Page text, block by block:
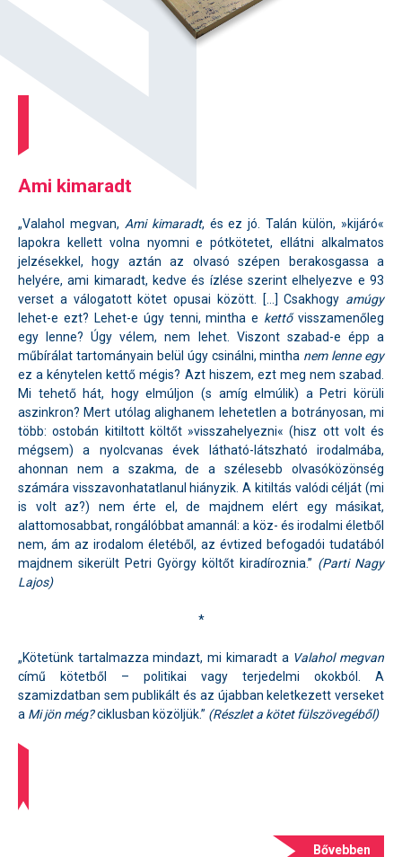
Ami kimaradt
„Valahol megvan, Ami kimaradt, és ez jó. Talán külön, »kijáró«
lapokra kellett volna nyomni e pótkötetet, ellátni alkalmatos
jelzésekkel, hogy aztán az olvasó szépen berakosgassa a
helyére, ami kimaradt, kedve és ízlése szerint elhelyezve e 93
verset a válogatott kötet opusai között. […] Csakhogy amúgy
lehet-e ezt? Lehet-e úgy tenni, mintha e kettővisszamenőleg
egy lenne? Úgy vélem, nem lehet. Viszont szabad-e épp a
műbírálat tartományain belül úgy csinálni, mintha nem lenne egy
ez a kénytelen kettő mégis? Azt hiszem, ezt meg nem szabad.
Mi tehető hát, hogy elmúljon (s amíg elmúlik) a Petri körüli
aszinkron? Mert utólag alighanem lehetetlen a botrányosan, mi
több: ostobán kitiltott költőt »visszahelyezni« (hisz ott volt és
mégsem) a nyolcvanas évek látható-látszható irodalmába,
ahonnan nem a szakma, de a szélesebb olvasóközönség
számára visszavonhatatlanul hiányzik. A kitiltás valódi célját (mi
is volt az?) nem érte el, de majdnem elért egy másikat,
alattomosabbat, rongálóbbat amannál: a köz- és irodalmi életből
nem, ám az irodalom életéből, az évtized befogadói tudatából
majdnem sikerült Petri György költőt kiradíroznia.” (Parti Nagy
Lajos)
*
„Kötetünk tartalmazza mindazt, mi kimaradt a Valahol megvan
című kötetből – politikai vagy terjedelmi okokból. A
szamizdatban sem publikált és az újabban keletkezett verseket
a Mi jön még?ciklusban közöljük.” (Részlet a kötet fülszövegéből)
Bővebben